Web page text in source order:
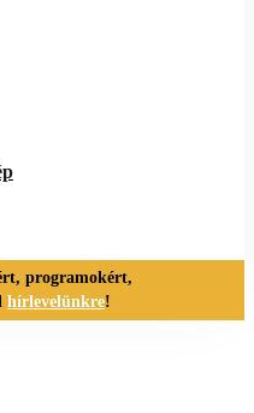
programokért,
hírlevelünkre!